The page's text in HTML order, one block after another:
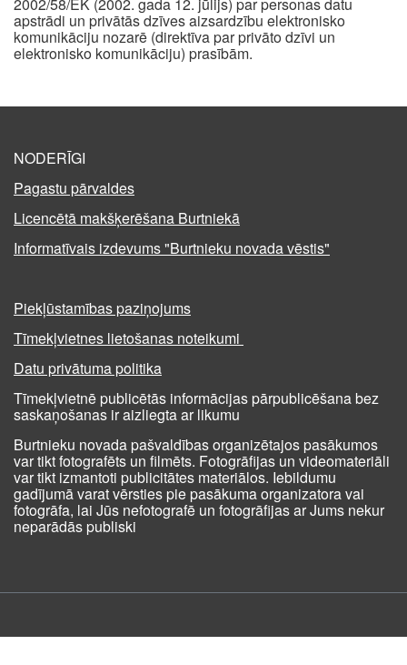
apstrādi un privātās dzīves aizsardzību elektronisko
komunikāciju nozarē (direktīva par privāto dzīvi un
elektronisko komunikāciju) prasībām.
NODERĪGI
Pagastu pārvaldes
Licencētā makšķerēšana Burtniekā
Informatīvais izdevums "Burtnieku novada vēstis"
Piekļūstamības paziņojums
Tīmekļvietnes lietošanas noteikumi
Datu privātuma politika
Tīmekļvietnē publicētās informācijas pārpublicēšana bez
saskaņošanas ir aizliegta ar likumu
Burtnieku novada pašvaldības organizētajos pasākumos
var tikt fotografēts un filmēts. Fotogrāfijas un videomateriāli
var tikt izmantoti publicitātes materiālos. Iebildumu
gadījumā varat vērsties pie pasākuma organizatora vai
fotogrāfa, lai Jūs nefotografē un fotogrāfijas ar Jums nekur
neparādās publiski